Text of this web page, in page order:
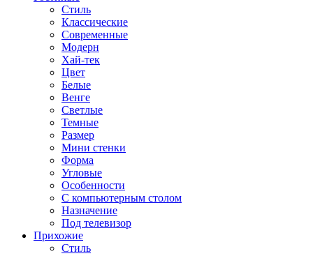
Стиль
Классические
Современные
Модерн
Хай-тек
Цвет
Белые
Венге
Светлые
Темные
Размер
Мини стенки
Форма
Угловые
Особенности
С компьютерным столом
Назначение
Под телевизор
Прихожие
Стиль